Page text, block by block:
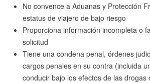
No convence a Aduanas y Protección
estatus de viajero de bajo riesgo
Proporciona información incompleta o
solicitud
Tiene una condena penal, órdenes
cargos penales en su contra (incluida
conducir bajo los efectos de las drogas